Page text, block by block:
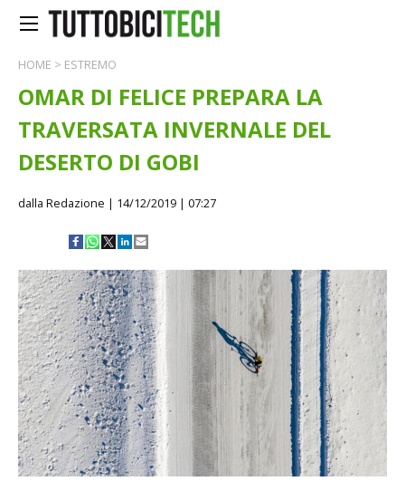
HOME > ESTREMO
OMAR DI FELICE PREPARA LA
TRAVERSATA INVERNALE DEL
DESERTO DI GOBI
dalla Redazione | 14/12/2019 | 07:27